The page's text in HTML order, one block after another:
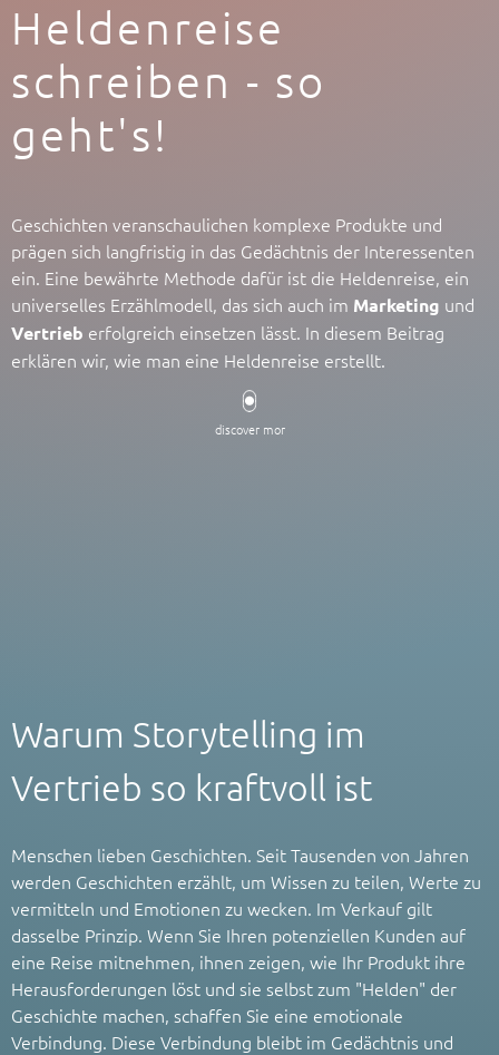
Heldenreise
schreiben - so
geht's!
Geschichten veranschaulichen komplexe Produkte und
prägen sich langfristig in das Gedächtnis der Interessenten
ein. Eine bewährte Methode dafür ist die Heldenreise, ein
universelles Erzählmodell, das sich auch im Marketing und
Vertrieb erfolgreich einsetzen lässt. In diesem Beitrag
erklären wir, wie man eine Heldenreise erstellt.
discover mor
Warum Storytelling im
Vertrieb so kraftvoll ist
Menschen lieben Geschichten. Seit Tausenden von Jahren
werden Geschichten erzählt, um Wissen zu teilen, Werte zu
vermitteln und Emotionen zu wecken. Im Verkauf gilt
dasselbe Prinzip. Wenn Sie Ihren potenziellen Kunden auf
eine Reise mitnehmen, ihnen zeigen, wie Ihr Produkt ihre
Herausforderungen löst und sie selbst zum "Helden" der
Geschichte machen, schaffen Sie eine emotionale
Verbindung. Diese Verbindung bleibt im Gedächtnis und